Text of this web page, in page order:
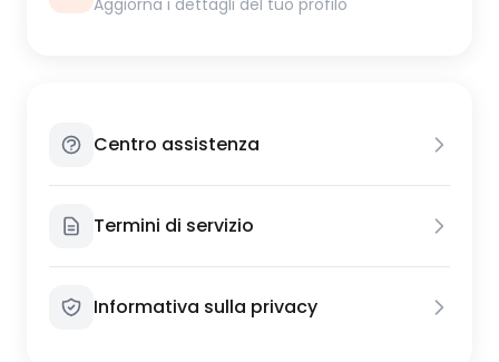
Aggiorna i dettagli del tuo profilo
Centro assistenza
Termini di servizio
Informativa sulla privacy